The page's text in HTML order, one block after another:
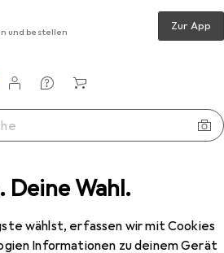
Deine Wahl.
wählst, erfassen wir mit Cookies
Informationen zu deinem Gerät
und bestellen Zur App
Pitt Artist Manga Shôjo